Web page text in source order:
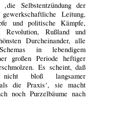
Selbstentzündung der
Leitung,
und politische Kämpfe,
Revolution, Rußland und
Durcheinander, alle
in lebendigem
großen Periode heftiger
Es scheint, daß
bloß langsamer
als die Praxis‘, sie macht
noch Purzelbäume nach